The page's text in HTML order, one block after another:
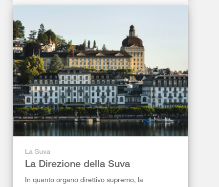
La Suva
La Direzione della Suva
In quanto organo direttivo supremo, la